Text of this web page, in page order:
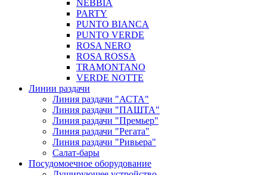
NEBBIA
PARTY
PUNTO BIANCA
PUNTO VERDE
ROSA NERO
ROSA ROSSA
TRAMONTANO
VERDE NOTTE
Линии раздачи
Линия раздачи "АСТА"
Линия раздачи "ПАШТА"
Линия раздачи "Премьер"
Линия раздачи "Регата"
Линия раздачи "Ривьера"
Салат-бары
Посудомоечное оборудование